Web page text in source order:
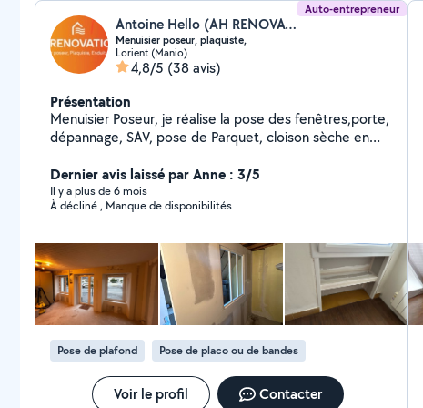
Auto-entrepreneur
Antoine Hello (AH RENOVATIONS)
Menuisier poseur, plaquiste,
Lorient (Manio)
4,8/5 (38 avis)
Présentation
Menuisier Poseur, je réalise la pose des fenêtres,porte,
dépannage, SAV, pose de Parquet, cloison sèche en
encore.
Dernier avis laissé par Anne : 3/5
Il y a plus de 6 mois
À décliné , Manque de disponibilités .
Pose de plafond Pose de placo ou de bandes
Voir le profil Contacter